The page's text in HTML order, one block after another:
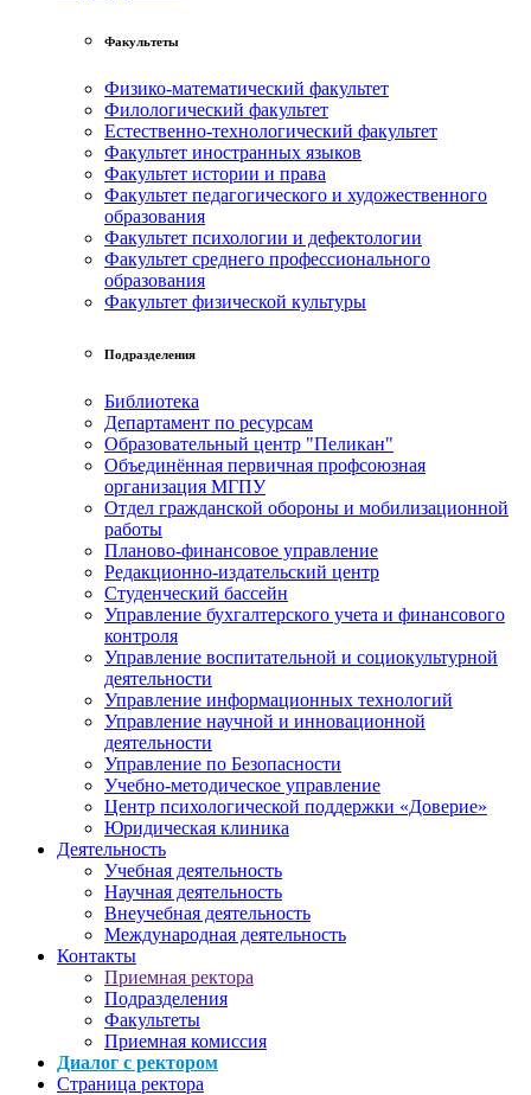
Факультеты
Физико-математический факультет
Филологический факультет
Естественно-технологический факультет
Факультет иностранных языков
Факультет истории и права
Факультет педагогического и художественного
образования
Факультет психологии и дефектологии
Факультет среднего профессионального
образования
Факультет физической культуры
Подразделения
Библиотека
Департамент по ресурсам
Образовательный центр "Пеликан"
Объединённая первичная профсоюзная
организация МГПУ
Отдел гражданской обороны и мобилизационной
работы
Планово-финансовое управление
Редакционно-издательский центр
Студенческий бассейн
Управление бухгалтерского учета и финансового
контроля
Управление воспитательной и социокультурной
деятельности
Управление информационных технологий
Управление научной и инновационной
деятельности
Управление по Безопасности
Учебно-методическое управление
Центр психологической поддержки «Доверие»
Юридическая клиника
Деятельность
Учебная деятельность
Научная деятельность
Внеучебная деятельность
Международная деятельность
Контакты
Приемная ректора
Подразделения
Факультеты
Приемная комиссия
Диалог с ректором
Страница ректора